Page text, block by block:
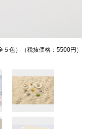
色）（税抜価格：5500円）